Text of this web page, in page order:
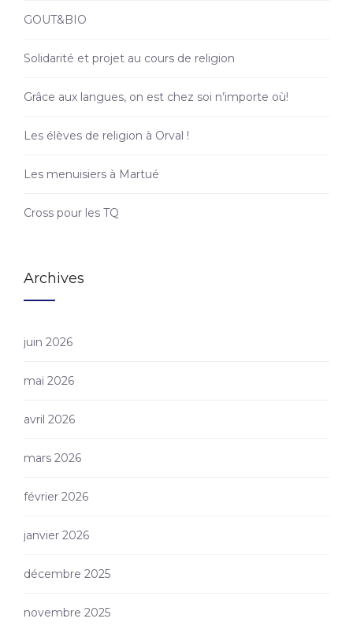
GOUT&BIO
Solidarité et projet au cours de religion
Grâce aux langues, on est chez soi n’importe où!
Les élèves de religion à Orval !
Les menuisiers à Martué
Cross pour les TQ
Archives
juin 2026
mai 2026
avril 2026
mars 2026
février 2026
janvier 2026
décembre 2025
novembre 2025